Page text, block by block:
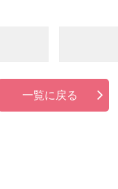
一覧に戻る